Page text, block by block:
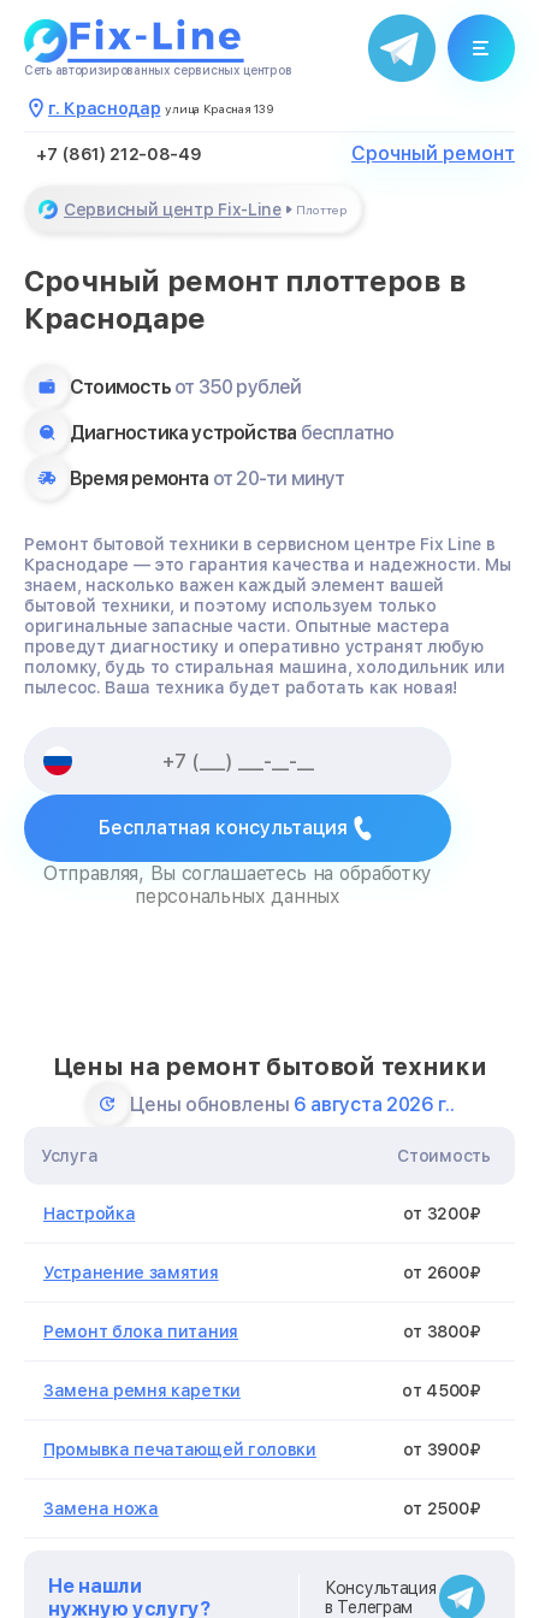
Сеть авторизированных сервисных центров
г. Краснодар улица Красная 139
+7 (861) 212-08-49 Срочный ремонт
Сервисный центр Fix-Line Плоттер
Срочный ремонт плоттеров в
Краснодаре
Стоимость от 350 рублей
Диагностика устройства бесплатно
Время ремонта от 20-ти минут
Ремонт бытовой техники в сервисном центре Fix Line в
Краснодаре — это гарантия качества и надежности. Мы
знаем, насколько важен каждый элемент вашей
бытовой техники, и поэтому используем только
оригинальные запасные части. Опытные мастера
проведут диагностику и оперативно устранят любую
поломку, будь то стиральная машина, холодильник или
пылесос. Ваша техника будет работать как новая!
Бесплатная консультация
Отправляя, Вы соглашаетесь на обработку
персональных данных
Цены на ремонт бытовой техники
Цены обновлены 6 августа 2026 г..
Услуга Стоимость
Настройка от 3200₽
Устранение замятия от 2600₽
Ремонт блока питания от 3800₽
Замена ремня каретки от 4500₽
Промывка печатающей головки от 3900₽
Замена ножа от 2500₽
Не нашли
нужную услугу?
Консультация
в Телеграм
Менеджер свяжется с Вами в
течение нескольких минут